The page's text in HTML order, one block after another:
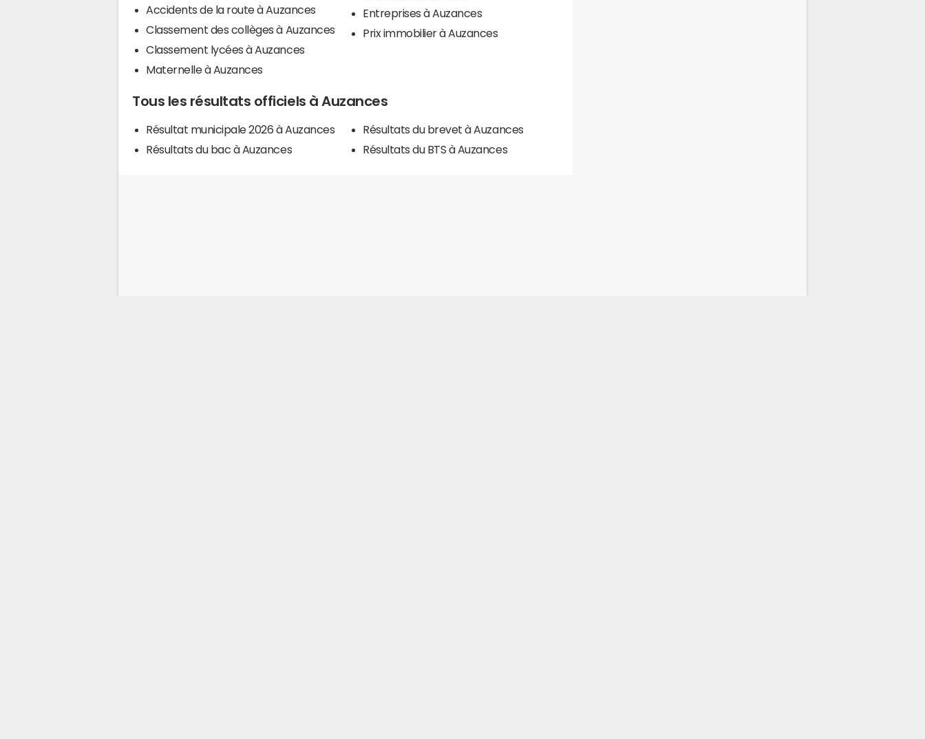
Accidents de la route à Auzances
Classement des collèges à Auzances
Classement lycées à Auzances
Maternelle à Auzances
Entreprises à Auzances
Prix immobilier à Auzances
Tous les résultats officiels à Auzances
Résultat municipale 2026 à Auzances
Résultats du bac à Auzances
Résultats du brevet à Auzances
Résultats du BTS à Auzances